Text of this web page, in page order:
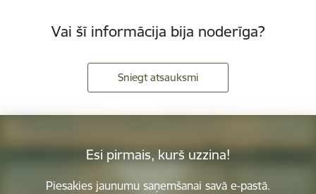
Vai šī informācija bija noderīga?
Sniegt atsauksmi
Esi pirmais, kurš uzzina!
Piesakies jaunumu saņemšanai savā e-pastā.